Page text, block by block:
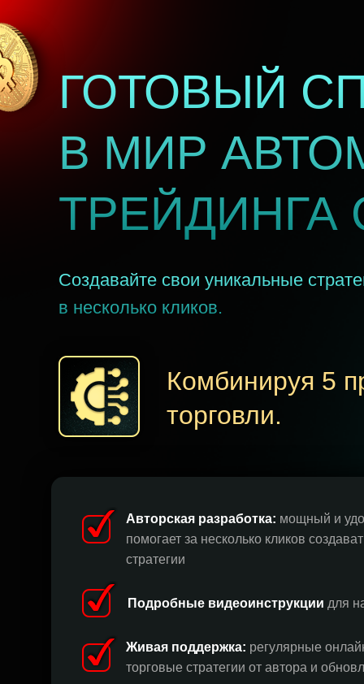
ГОТОВЫЙ
В МИР
ТРЕЙДИНГА
Создавайте свои уникальные
в несколько кликов.
Комбинируя 5
торговли.
Авторская разработка: мощный и
помогает за несколько кликов
стратегии
Подробные видеоинструкции для
Живая поддержка: регулярные
торговые стратегии от автора и